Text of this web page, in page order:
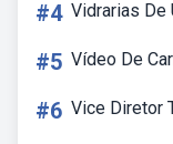
#4 Vidrarias De
#5 Vídeo De
#6 Vice Diretor